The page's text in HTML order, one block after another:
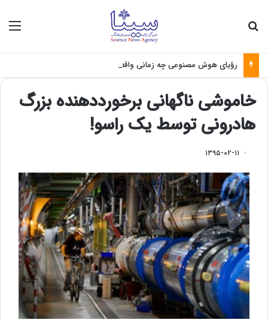
رؤیای هوش مصنوعی چه زمانی واقعی می‌شود؟
خاموشی ناگهانی برخورددهنده بزرگ
هادرونی توسط یک راسو!
۱۳۹۵-۰۲-۱۱